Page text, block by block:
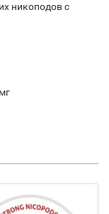
никоподов с